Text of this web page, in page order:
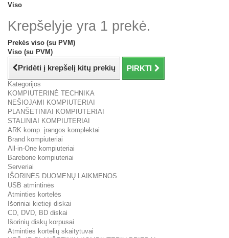
Viso
Krepšelyje yra 1 prekė.
Prekės viso (su PVM)
Viso (su PVM)
Pridėti į krepšelį kitų prekių PIRKTI
Kategorijos
KOMPIUTERINĖ TECHNIKA
NEŠIOJAMI KOMPIUTERIAI
PLANŠETINIAI KOMPIUTERIAI
STALINIAI KOMPIUTERIAI
ARK komp. įrangos komplektai
Brand kompiuteriai
All-in-One kompiuteriai
Barebone kompiuteriai
Serveriai
IŠORINĖS DUOMENŲ LAIKMENOS
USB atmintinės
Atminties kortelės
Išoriniai kietieji diskai
CD, DVD, BD diskai
Išorinių diskų korpusai
Atminties kortelių skaitytuvai